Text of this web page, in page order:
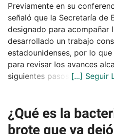
Previamente en su
señaló que la Secretaría de
designado para acompañar
desarrollado un trabajo
estadounidenses, por lo
para revisar los avances
siguientes pasos.
¿Qué es la
brote que ya